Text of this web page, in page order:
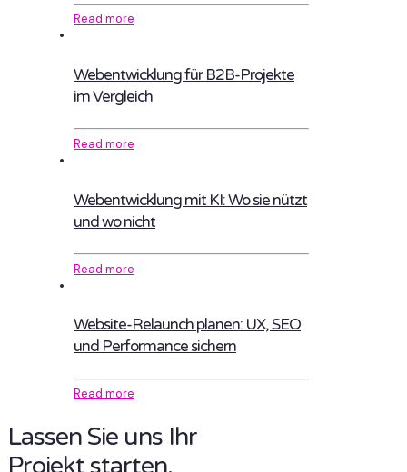
Read more
Webentwicklung für B2B-Projekte
im Vergleich
Read more
Webentwicklung mit KI: Wo sie nützt
und wo nicht
Read more
Website-Relaunch planen: UX, SEO
und Performance sichern
Read more
Lassen Sie uns Ihr
Projekt starten.